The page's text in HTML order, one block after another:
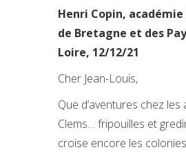
Henri Copin,
de Bretagne et des
Loire, 12/12/21
Cher Jean-Louis,
Que d’aventures chez les
Clems… fripouilles et
croise encore les colonies